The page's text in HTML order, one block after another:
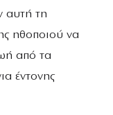
αυτή τη
ηθοποιού να
από τα
έντονης